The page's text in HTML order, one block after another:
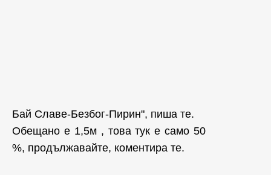
Бай Славе-Безбог-Пирин", пиша те.
Обещано е 1,5м , това тук е само 50
%, продължавайте, коментира те.